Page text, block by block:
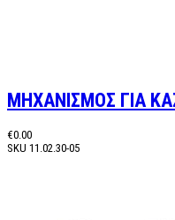
ΜΗΧΑΝΙΣΜΟΣ ΓΙΑ
€0.00
SKU 11.02.30-05